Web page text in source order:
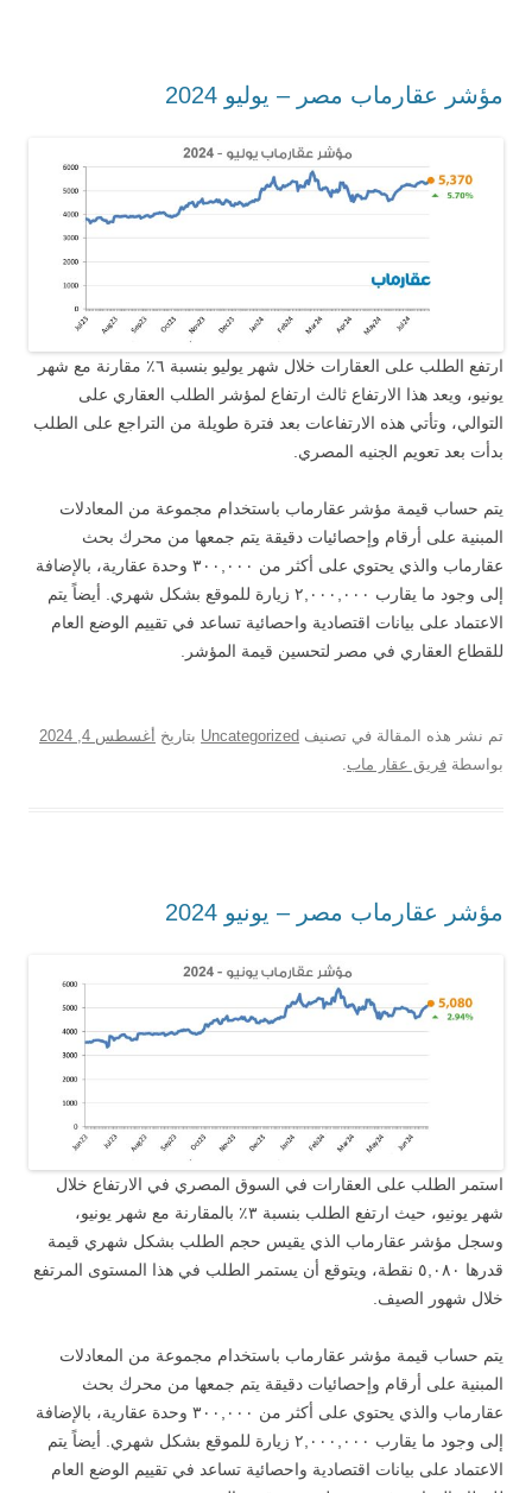
مؤشر عقارماب مصر – يوليو 2024
ارتفع الطلب على العقارات خلال شهر يوليو بنسبة ٦٪ مقارنة مع شهر
يونيو، ويعد هذا الارتفاع ثالث ارتفاع لمؤشر الطلب العقاري على
التوالي، وتأتي هذه الارتفاعات بعد فترة طويلة من التراجع على الطلب
بدأت بعد تعويم الجنيه المصري.
يتم حساب قيمة مؤشر عقارماب باستخدام مجموعة من المعادلات
المبنية على أرقام وإحصائيات دقيقة يتم جمعها من محرك بحث
عقارماب والذي يحتوي على أكثر من ٣٠٠,٠٠٠ وحدة عقارية، بالإضافة
إلى وجود ما يقارب ٢,٠٠٠,٠٠٠ زيارة للموقع بشكل شهري. أيضاً يتم
الاعتماد على بيانات اقتصادية واحصائية تساعد في تقييم الوضع العام
للقطاع العقاري في مصر لتحسين قيمة المؤشر.
تم نشر هذه المقالة في تصنيف Uncategorized بتاريخ أغسطس 4, 2024
بواسطة فريق عقار ماب.
مؤشر عقارماب مصر – يونيو 2024
استمر الطلب على العقارات في السوق المصري في الارتفاع خلال
شهر يونيو، حيث ارتفع الطلب بنسبة ٣٪ بالمقارنة مع شهر يونيو،
وسجل مؤشر عقارماب الذي يقيس حجم الطلب بشكل شهري قيمة
قدرها ٥,٠٨٠ نقطة، ويتوقع أن يستمر الطلب في هذا المستوى المرتفع
خلال شهور الصيف.
يتم حساب قيمة مؤشر عقارماب باستخدام مجموعة من المعادلات
المبنية على أرقام وإحصائيات دقيقة يتم جمعها من محرك بحث
عقارماب والذي يحتوي على أكثر من ٣٠٠,٠٠٠ وحدة عقارية، بالإضافة
إلى وجود ما يقارب ٢,٠٠٠,٠٠٠ زيارة للموقع بشكل شهري. أيضاً يتم
الاعتماد على بيانات اقتصادية واحصائية تساعد في تقييم الوضع العام